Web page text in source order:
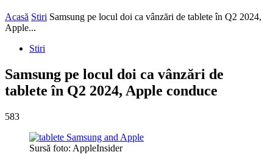
Acasă Stiri Samsung pe locul doi ca vânzări de tablete în Q2 2024,
Apple...
Stiri
Samsung pe locul doi ca vânzări de
tablete în Q2 2024, Apple conduce
583
Sursă foto: AppleInsider